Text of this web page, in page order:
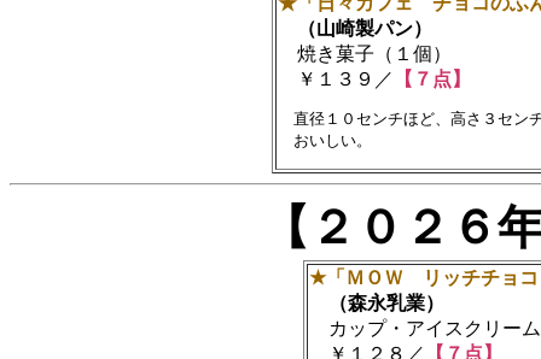
（山崎製パン）
焼き菓子（１個）
￥１３９／
【７点】
直径１０センチほど、高さ３セン
【２０２
★「ＭＯＷ リッチチョコ
（森永乳業）
カップ・アイスクリーム
￥１２８／
【７点】